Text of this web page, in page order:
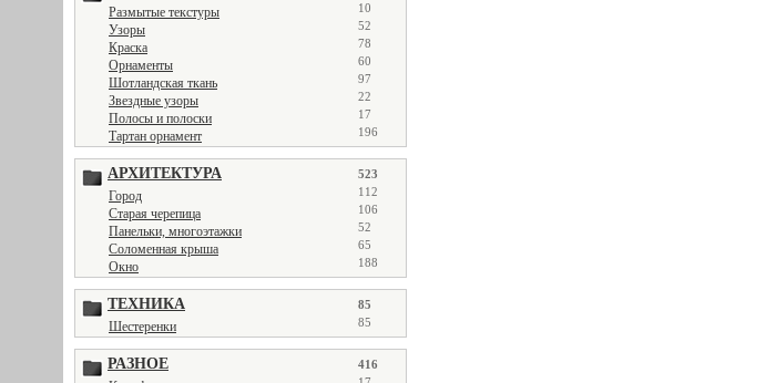
Размытые текстуры 10
Узоры 52
Краска 78
Орнаменты 60
Шотландская ткань 97
Звездные узоры 22
Полосы и полоски 17
Тартан орнамент 196
АРХИТЕКТУРА 523
Город 112
Старая черепица 106
Панельки, многоэтажки 52
Соломенная крыша 65
Окно 188
ТЕХНИКА 85
Шестеренки 85
РАЗНОЕ 416